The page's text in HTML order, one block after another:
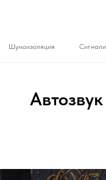
Шумоизоляция
Автозвук